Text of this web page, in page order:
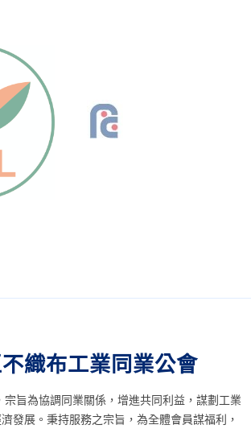
織布工業同業公會
旨為協調同業關係，增進共同利益，謀劃工業
發展。秉持服務之宗旨，為全體會員謀福利，